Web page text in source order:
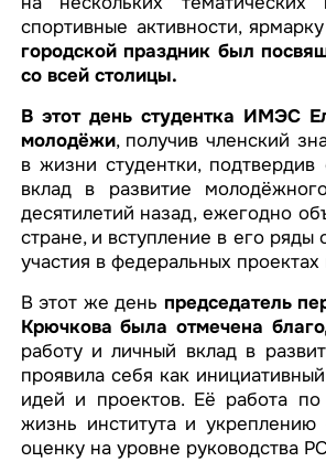
спортивные активности,
городской праздник был
со всей столицы.
В этот день студентка ИМЭС
молодёжи, получив членский
в жизни студентки, подтвердив
вклад в развитие
десятилетий назад, ежегодно
стране, и вступление в его
участия в федеральных
В этот же день председатель
Крючкова была отмечена
работу и личный вклад в
проявила себя как
идей и проектов. Её работа
жизнь института и
оценку на уровне руководства